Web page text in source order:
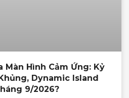
Màn Hình Cảm Ứng: Kỷ
Dynamic Island
9/2026?